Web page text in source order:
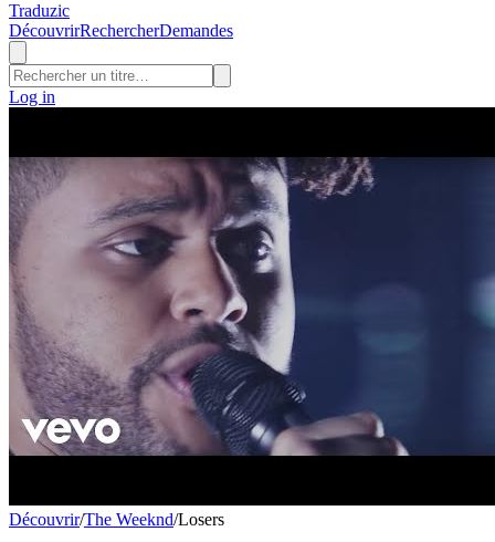
Traduzic
DécouvrirRechercherDemandes
Log in
Découvrir/The Weeknd/Losers